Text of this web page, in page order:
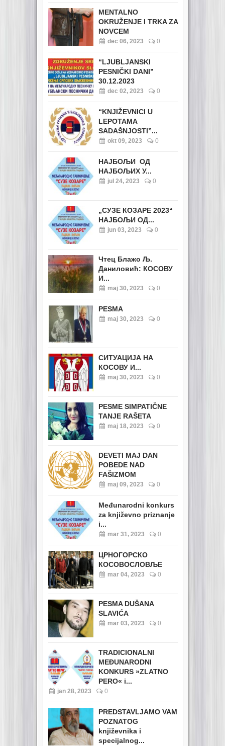
MENTALNO
OKRUŽENJE I TRKA ZA
NOVCEM
dec 06, 2023 0
“LJUBLJANSKI
PESNIČKI DANI”
30.12.2023
dec 02, 2023 0
“KNJIŽEVNICI U
LEPOTAMA
SADAŠNJOSTI”...
okt 09, 2023 0
НАЈБОЉИ ОД
НАЈБОЉИХ У...
jul 24, 2023 0
„СУЗЕ КОЗАРЕ 2023“
НАЈБОЉИ ОД...
jun 03, 2023 0
Чтец Блажо Љ.
Даниловић: КОСОВУ
И...
maj 30, 2023 0
PESMA
maj 30, 2023 0
СИТУАЦИЈА НА
КОСОВУ И...
maj 30, 2023 0
PESME SIMPATIČNE
TANJE RAŠETA
maj 18, 2023 0
DEVETI MAJ DAN
POBEDE NAD
FAŠIZMOM
maj 09, 2023 0
Međunarodni konkurs
za književno priznanje
i...
mar 31, 2023 0
ЦРНОГОРСКО
КОСОВОСЛОВЉЕ
mar 04, 2023 0
PESMA DUŠANA
SLAVIĆA
mar 03, 2023 0
TRADICIONALNI
MEĐUNARODNI
KONKURS »ZLATNO
PERO« i...
jan 28, 2023 0
PREDSTAVLJAMO VAM
POZNATOG
književnika i
specijalnog...